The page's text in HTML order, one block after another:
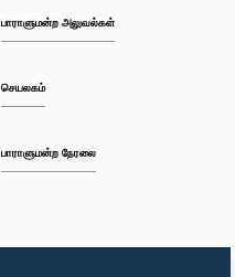
பாராளுமன்ற அலுவல்கள்
செயலகம்
பாராளுமன்ற நேரலை